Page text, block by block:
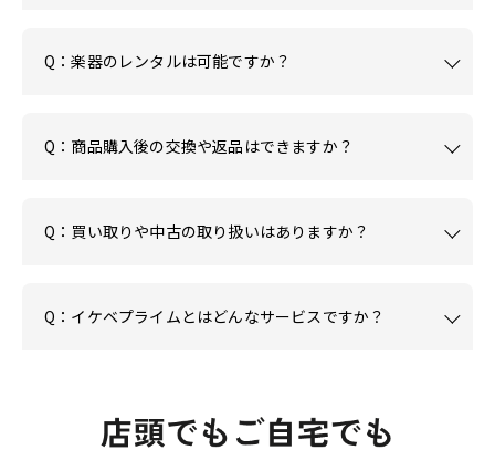
Q：楽器のレンタルは可能ですか？
Q：商品購入後の交換や返品はできますか？
Q：買い取りや中古の取り扱いはありますか？
Q：イケベプライムとはどんなサービスですか？